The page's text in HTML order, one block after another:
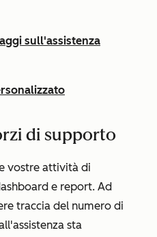
sull'assistenza
di supporto
vostre attività di
e report. Ad
traccia del numero di
sta